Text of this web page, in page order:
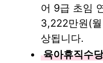
어 9급 초임
3,222만원(
상됩니다.
육아휴직수